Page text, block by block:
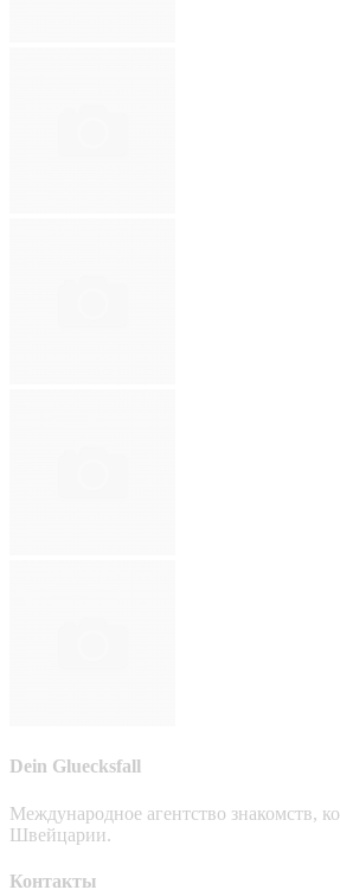
Dein Gluecksfall
Международное агентство знакомств,
Швейцарии.
Контакты